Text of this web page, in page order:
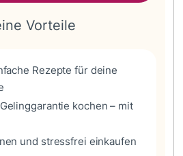
Vorteile
Rezepte für deine
kochen – mit
und stressfrei einkaufen